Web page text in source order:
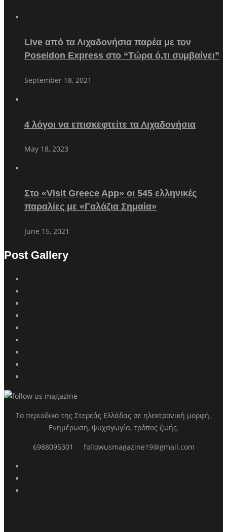
Live από τα Λιχαδονήσια παρέα με τον
Poseidon Express στο “Τώρα ό,τι συμβαίνει”
September 18, 2021
4 λόγοι να επισκεφτείτε τα Λιχαδονήσια
May 18, 2023
Στο «Visit Greece App» οι 545 ελληνικές
παραλίες με «Γαλάζια Σημαία»
June 15, 2021
Post Gallery
Το περιοδικό της Στερεάς Ελλάδας σε ηλεκτρονική μορφή.
Ενημέρωση, ψυχαγωγία, τρόπος ζωής.
6988095301 followusmagazine19@gmail.com